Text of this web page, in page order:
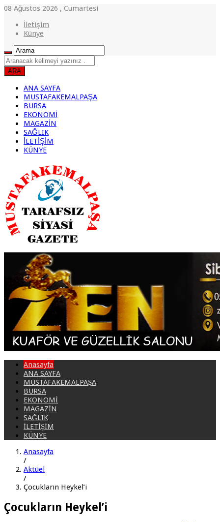
08 Ağustos 2026 , Cumartesi
İletişim
Künye
ANA SAYFA
MUSTAFAKEMALPAŞA
BURSA
EKONOMİ
MAGAZİN
SAĞLIK
İLETİŞİM
KÜNYE
Anasayfa
ANA SAYFA
MUSTAFAKEMALPAŞA
BURSA
EKONOMİ
MAGAZİN
SAĞLIK
İLETİŞİM
KÜNYE
Anasayfa
/
Aktüel
/
Çocukların Heykel’i
Çocukların Heykel’i